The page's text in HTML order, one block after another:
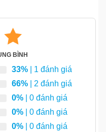
BÌNH
33% | 1 đánh giá
66% | 2 đánh giá
0% | 0 đánh giá
0% | 0 đánh giá
0% | 0 đánh giá